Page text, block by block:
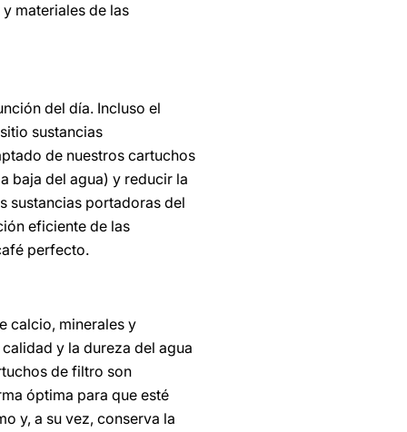
materiales de las
del día. Incluso el
sustancias
de nuestros cartuchos
baja del agua) y reducir la
sustancias portadoras del
eficiente de las
perfecto.
calcio, minerales y
y la dureza del agua
de filtro son
óptima para que esté
y, a su vez, conserva la